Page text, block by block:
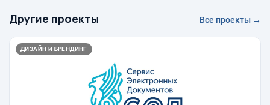
Другие проекты Все проекты →
ДИЗАЙН И БРЕНДИНГ